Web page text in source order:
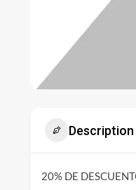
Description
20% DE